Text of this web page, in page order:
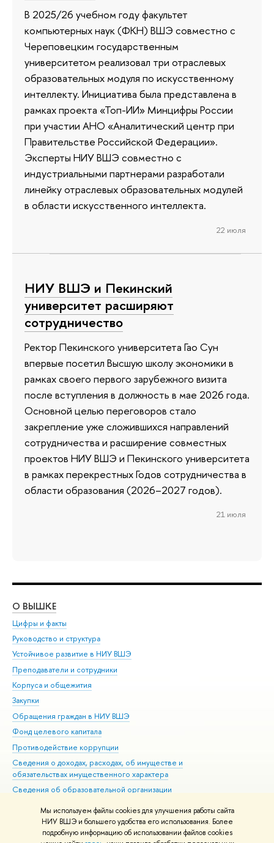
Мы используем файлы cookies для улучшения работы сайта
НИУ ВШЭ и большего удобства его использования. Более
подробную информацию об использовании файлов cookies
В 2025/26 учебном году факультет
компьютерных наук (ФКН) ВШЭ совместно с
Череповецким государственным
университетом реализовал три отраслевых
образовательных модуля по искусственному
интеллекту. Инициатива была представлена в
рамках проекта «Топ-ИИ» Минцифры России
при участии АНО «Аналитический центр при
Правительстве Российской Федерации».
Эксперты НИУ ВШЭ совместно с
индустриальными партнерами разработали
линейку отраслевых образовательных модулей
в области искусственного интеллекта.
22 июля
НИУ ВШЭ и Пекинский
университет расширяют
сотрудничество
Ректор Пекинского университета Гао Сун
впервые посетил Высшую школу экономики в
рамках своего первого зарубежного визита
после вступления в должность в мае 2026 года.
Основной целью переговоров стало
закрепление уже сложившихся направлений
сотрудничества и расширение совместных
проектов НИУ ВШЭ и Пекинского университета
в рамках перекрестных Годов сотрудничества в
области образования (2026–2027 годов).
21 июля
О ВЫШКЕ
Цифры и факты
Руководство и структура
Устойчивое развитие в НИУ ВШЭ
Преподаватели и сотрудники
Корпуса и общежития
Закупки
Обращения граждан в НИУ ВШЭ
Фонд целевого капитала
Противодействие коррупции
Сведения о доходах, расходах, об имуществе и
обязательствах имущественного характера
Сведения об образовательной организации
Людям с ограниченными возможностями здоровья
Единая платежная страница
Работа в Вышке